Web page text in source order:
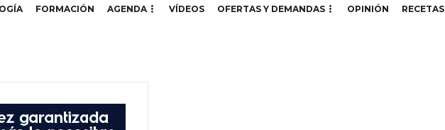
FORMACIÓN AGENDA VÍDEOS OFERTAS Y DEMANDAS OPINIÓN RECETAS